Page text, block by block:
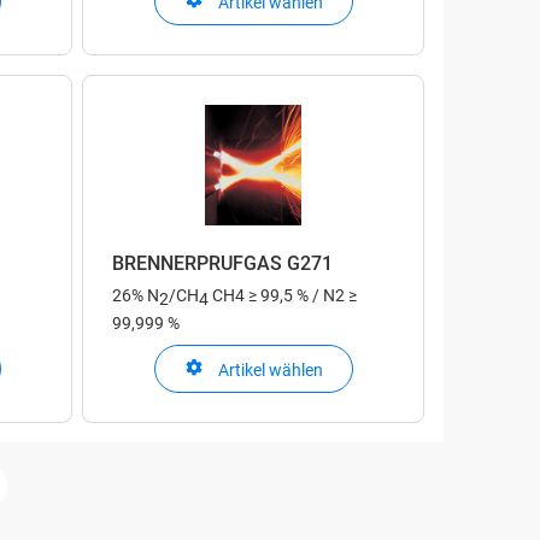
BRENNERPRÜFGAS G271
26% N2/CH4CH4 ≥ 99,5 % / N2 ≥
99,999 %
Artikel wählen